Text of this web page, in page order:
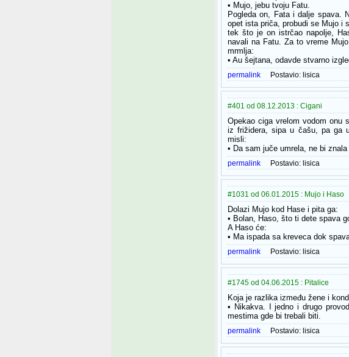
• Mujo, jebu tvoju Fatu.
Pogleda on, Fata i dalje spava.
opet ista priča, probudi se Mujo i
tek što je on istrčao napolje,
navali na Fatu. Za to vreme
mrmlja:
• Au šejtana, odavde stvarno
permalink Postavio: lisica
#401 od 08.12.2013 : Cigani
Opekao ciga vrelom vodom onu
iz frižidera, sipa u čašu, pa ga
misli:
• Da sam juče umrela, ne bi
permalink Postavio: lisica
#1031 od 06.01.2015 : Mujo i Haso
Dolazi Mujo kod Hase i pita ga:
• Bolan, Haso, što ti dete spava
A Haso će:
• Ma ispada sa kreveca dok
permalink Postavio: lisica
#1745 od 04.06.2015 : Pitalice
Koja je razlika između žene i
• Nikakva. I jedno i drugo
mestima gde bi trebali biti.
permalink Postavio: lisica